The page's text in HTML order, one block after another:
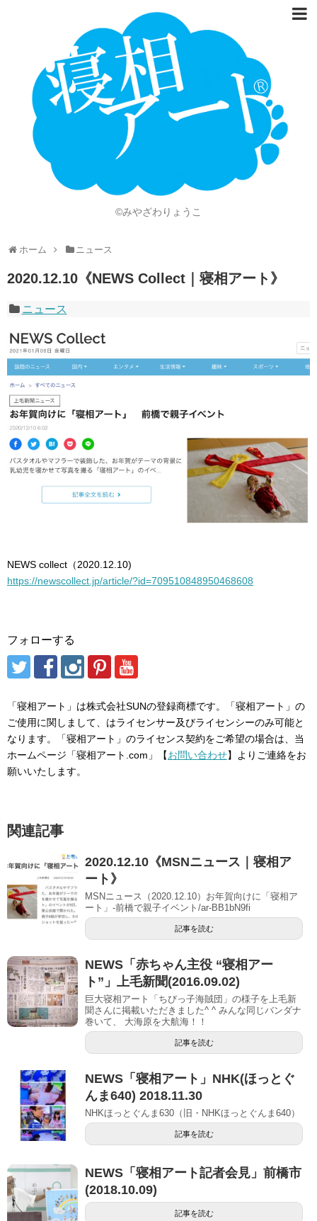
©みやざわりょうこ
ホーム ニュース
2020.12.10《NEWS Collect｜寝相アート》
ニュース
NEWS collect（2020.12.10)
https://newscollect.jp/article/?id=709510848950468608
フォローする
「寝相アート」は株式会社SUNの登録商標です。「寝相アート」の
ご使用に関しまして、はライセンサー及びライセンシーのみ可能と
なります。「寝相アート」のライセンス契約をご希望の場合は、当
ホームページ「寝相アート.com」【お問い合わせ】よりご連絡をお
願いいたします。
関連記事
2020.12.10《MSNニュース｜寝相ア
ート》
MSNニュース（2020.12.10）お年賀向けに「寝相ア
ート」-前橋で親子イベント/ar-BB1bN9fi
記事を読む
NEWS「赤ちゃん主役 “寝相アー
ト”」上毛新聞(2016.09.02)
巨大寝相アート「ちびっ子海賊団」の様子を上毛新
聞さんに掲載いただきました^ ^ みんな同じバンダナ
巻いて、 大海原を大航海！！
記事を読む
NEWS「寝相アート」NHK(ほっとぐ
んま640) 2018.11.30
NHKほっとぐんま630（旧・NHKほっとぐんま640）
記事を読む
NEWS「寝相アート記者会見」前橋市
(2018.10.09)
記事を読む
Language
開催情報
動画
ニュース